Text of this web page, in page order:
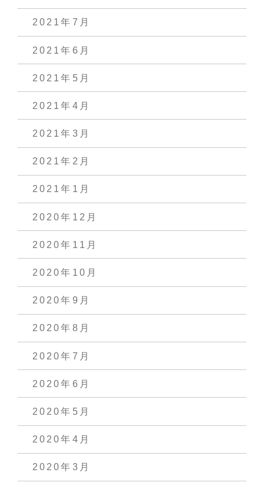
2021年7月
2021年6月
2021年5月
2021年4月
2021年3月
2021年2月
2021年1月
2020年12月
2020年11月
2020年10月
2020年9月
2020年8月
2020年7月
2020年6月
2020年5月
2020年4月
2020年3月